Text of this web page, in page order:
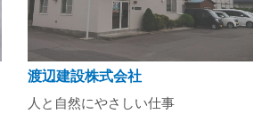
渡辺建設株式会社
人と自然にやさしい仕事